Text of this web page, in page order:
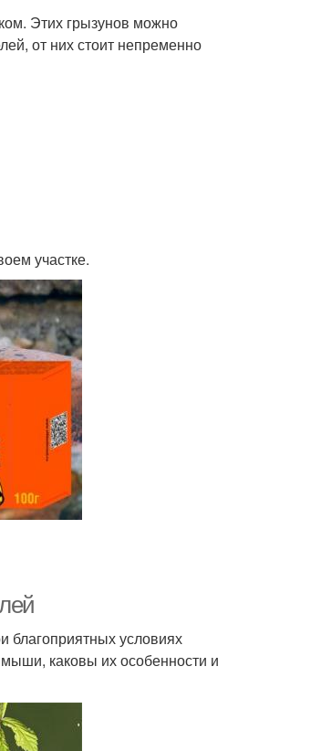
Этих грызунов можно
от них стоит непременно
участке.
благоприятных условиях
каковы их особенности и